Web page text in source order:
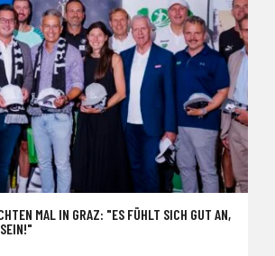
MAL IN GRAZ: "ES FÜHLT SICH GUT AN,